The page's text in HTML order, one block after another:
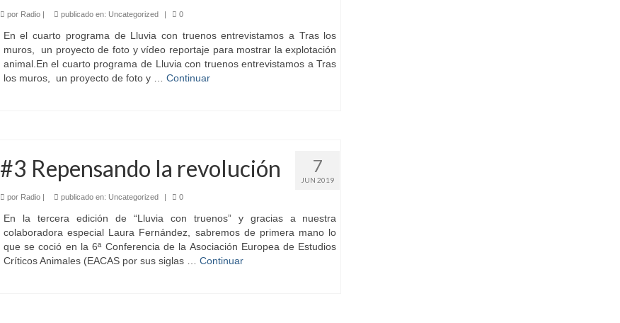
por Radio| publicado en: Uncategorized | 0
En el cuarto programa de Lluvia con truenos entrevistamos a Tras los
muros, un proyecto de foto y vídeo reportaje para mostrar la explotación
animal.En el cuarto programa de Lluvia con truenos entrevistamos a Tras
los muros, un proyecto de foto y … Continuar
7
JUN 2019
#3 Repensando la revolución
por Radio| publicado en: Uncategorized | 0
En la tercera edición de “Lluvia con truenos” y gracias a nuestra
colaboradora especial Laura Fernández, sabremos de primera mano lo
que se coció en la 6ª Conferencia de la Asociación Europea de Estudios
Críticos Animales (EACAS por sus siglas … Continuar